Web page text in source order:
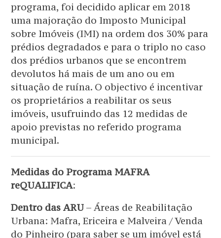
programa, foi decidido aplicar em 2018
uma majoração do Imposto Municipal
sobre Imóveis (IMI) na ordem dos 30% para
prédios degradados e para o triplo no caso
dos prédios urbanos que se encontrem
devolutos há mais de um ano ou em
situação de ruína. O objectivo é incentivar
os proprietários a reabilitar os seus
imóveis, usufruindo das 12 medidas de
apoio previstas no referido programa
municipal.
Medidas do Programa MAFRA
reQUALIFICA:
Dentro das ARU – Áreas de Reabilitação
Urbana: Mafra, Ericeira e Malveira / Venda
do Pinheiro (para saber se um imóvel está